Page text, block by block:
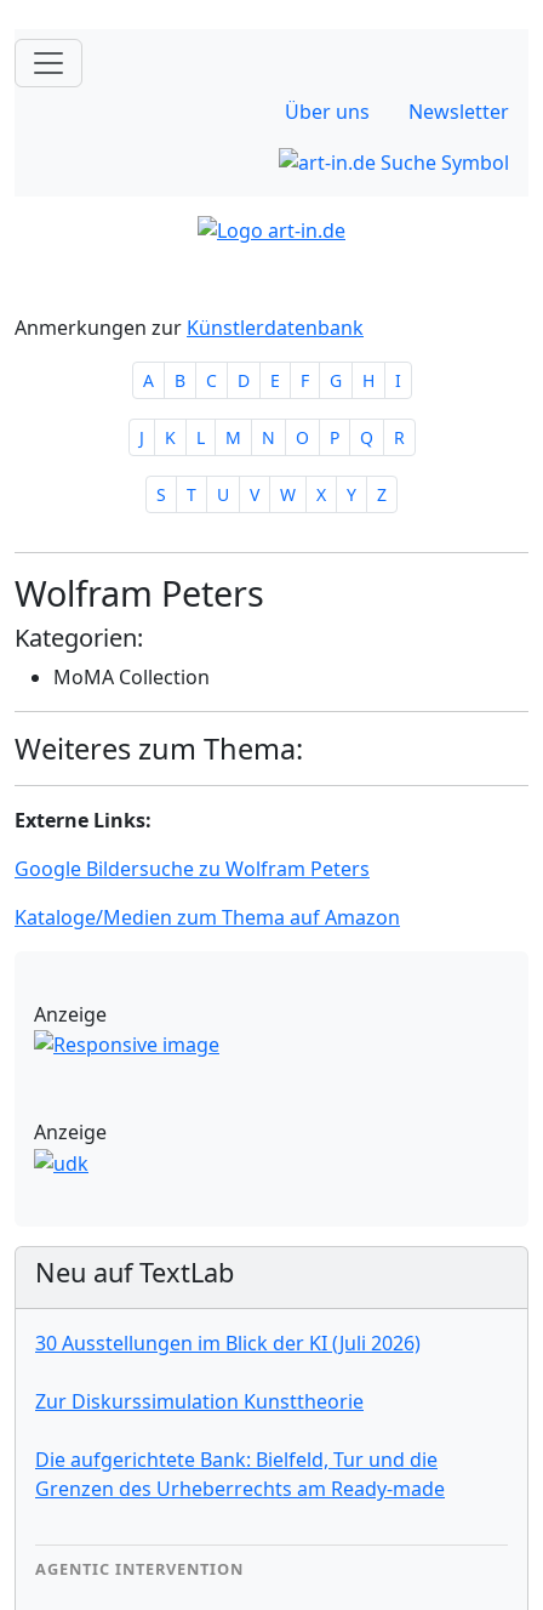
Über uns Newsletter
Anmerkungen zur Künstlerdatenbank
A B C D E F G H I
J K L M N O P Q R
S T U V W X Y Z
Wolfram Peters
Kategorien:
MoMA Collection
Weiteres zum Thema:
Externe Links:
Google Bildersuche zu Wolfram Peters
Kataloge/Medien zum Thema auf Amazon
Anzeige
Anzeige
Neu auf TextLab
30 Ausstellungen im Blick der KI (Juli 2026)
Zur Diskurssimulation Kunsttheorie
Die aufgerichtete Bank: Bielfeld, Tur und die
Grenzen des Urheberrechts am Ready-made
AGENTIC INTERVENTION